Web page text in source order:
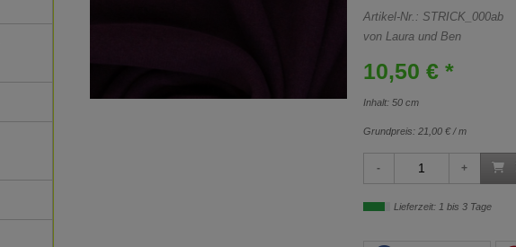
Artikel-Nr.: STRICK_000ab
von Laura und Ben
10,50 € *
Inhalt: 50 cm
Grundpreis: 21,00 € / m
Lieferzeit: 1 bis 3 Tage